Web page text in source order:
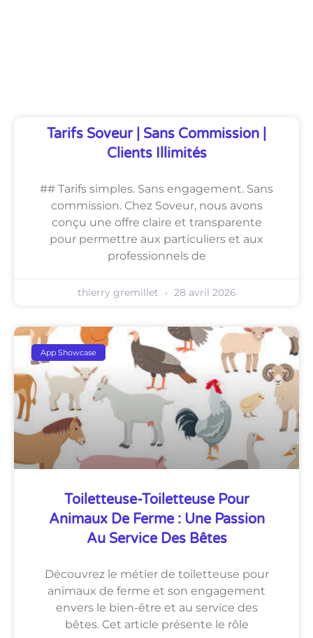
Tarifs Soveur | Sans Commission |
Clients Illimités
## Tarifs simples. Sans engagement. Sans
commission. Chez Soveur, nous avons
conçu une offre claire et transparente
pour permettre aux particuliers et aux
professionnels de
thierry gremillet 28 avril 2026
App Showcase
Toiletteuse-Toiletteuse Pour
Animaux De Ferme : Une Passion
Au Service Des Bêtes
Découvrez le métier de toiletteuse pour
animaux de ferme et son engagement
envers le bien-être et au service des
bêtes. Cet article présente le rôle